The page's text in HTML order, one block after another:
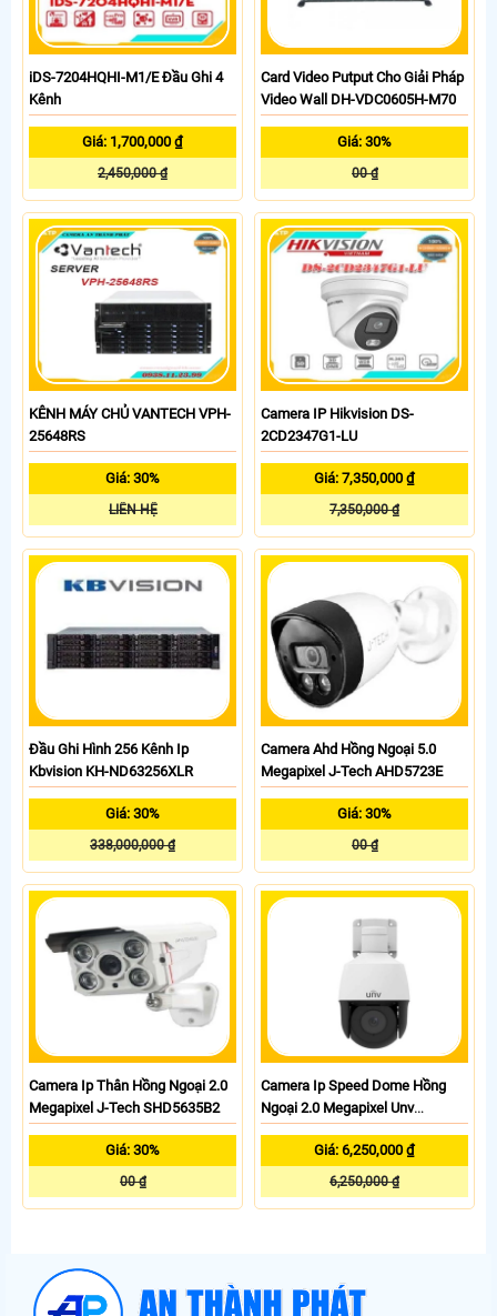
iDS-7204HQHI-M1/E Đầu Ghi 4
Kênh
Giá: 1,700,000 ₫
2,450,000 ₫
Card Video Putput Cho Giải Pháp
Video Wall DH-VDC0605H-M70
Giá: 30%
00 ₫
KÊNH MÁY CHỦ VANTECH VPH-
25648RS
Giá: 30%
LIÊN HỆ
Camera IP Hikvision DS-
2CD2347G1-LU
Giá: 7,350,000 ₫
7,350,000 ₫
Đầu Ghi Hình 256 Kênh Ip
Kbvision KH-ND63256XLR
Giá: 30%
338,000,000 ₫
Camera Ahd Hồng Ngoại 5.0
Megapixel J-Tech AHD5723E
Giá: 30%
00 ₫
Camera Ip Thân Hồng Ngoại 2.0
Megapixel J-Tech SHD5635B2
Giá: 30%
00 ₫
Camera Ip Speed Dome Hồng
Ngoại 2.0 Megapixel Unv
Giá: 6,250,000 ₫
6,250,000 ₫